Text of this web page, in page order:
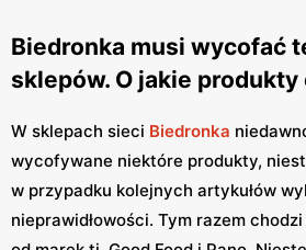
Biedronka musi wycofać
sklepów. O jakie produkty
W sklepach sieci Biedronka
wycofywane niektóre produkty,
w przypadku kolejnych artykułów
nieprawidłowości. Tym razem